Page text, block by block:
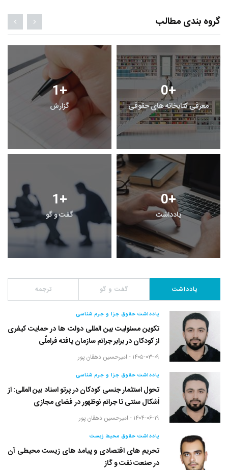
گروه بندی مطالب
1+
گزارش
0+
معرفی کتابخانه های حقوقی
1+
گفت و گو
0+
یادداشت
یادداشت گفت و گو ترجمه
یادداشت حقوق جزا و جرم شناسی
تکوین مسئولیت بین المللی دولت ها در حمایت کیفری
از کودکان در برابر جرائم سازمان یافته فراملّی
۱۴۰۵-۰۳-۰۹ - امیرحسین دهقان پور
یادداشت حقوق جزا و جرم شناسی
تحول استثمار جنسی کودکان در پرتو اسناد بین المللی: از
اَشکال سنتی تا جرائم نوظهور در فضای مجازی
۱۴۰۴-۰۶-۱۹ - امیرحسین دهقان پور
یادداشت حقوق محیط زیست
تحریم های اقتصادی و پیامد های زیست محیطی آن
در صنعت نفت و گاز